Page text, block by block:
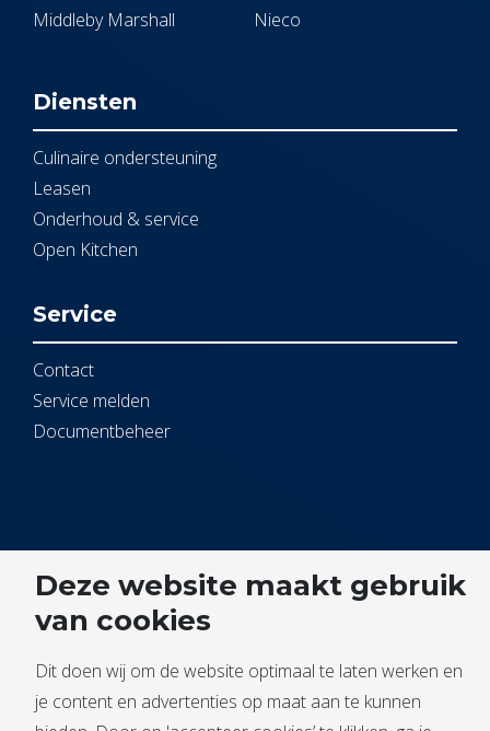
Middleby Marshall
Nieco
Diensten
Culinaire ondersteuning
Leasen
Onderhoud & service
Open Kitchen
Service
Contact
Service melden
Documentbeheer
Algemene voorwaarden
Deze website maakt gebruik
van cookies
Dit doen wij om de website optimaal te laten werken en
je content en advertenties op maat aan te kunnen